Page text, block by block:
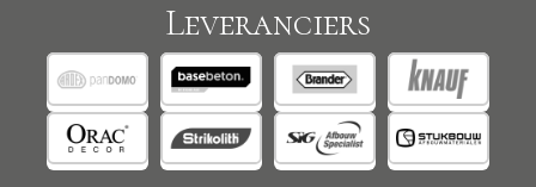
Leveranciers